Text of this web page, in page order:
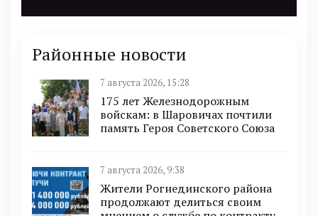
Районные новости
7 августа 2026, 15:28
175 лет Железнодорожным
войскам: в Шаровичах почтили
память Героя Советского Союза
7 августа 2026, 9:38
Жители Рогнединского района
продолжают делиться своим